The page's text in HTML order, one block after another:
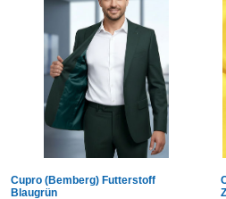
Cupro (Bemberg) Futterstoff
Blaugrün